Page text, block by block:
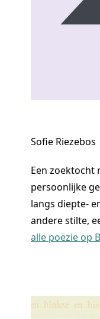
Sofie Riezebos
Een zoektocht
persoonlijke
langs diepte-
andere stilte,
alle poëzie op